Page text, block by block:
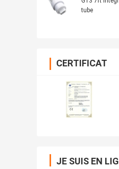
tube
CERTIFICAT
JE SUIS EN